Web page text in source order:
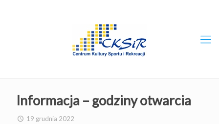
Informacja – godziny otwarcia
19 grudnia 2022